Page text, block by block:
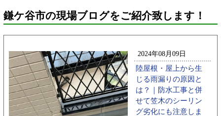
鎌ケ谷市の現場ブログをご紹介致します！
2024年08月09日
陸屋根・屋上から生
じる雨漏りの原因と
は？｜防水工事と併
せて笠木のシーリン
グ劣化にも注意しま